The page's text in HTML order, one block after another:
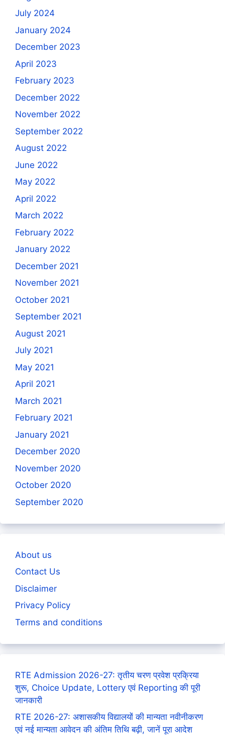
July 2024
January 2024
December 2023
April 2023
February 2023
December 2022
November 2022
September 2022
August 2022
June 2022
May 2022
April 2022
March 2022
February 2022
January 2022
December 2021
November 2021
October 2021
September 2021
August 2021
July 2021
May 2021
April 2021
March 2021
February 2021
January 2021
December 2020
November 2020
October 2020
September 2020
About us
Contact Us
Disclaimer
Privacy Policy
Terms and conditions
RTE Admission 2026-27: तृतीय चरण प्रवेश प्रक्रिया
शुरू, Choice Update, Lottery एवं Reporting की पूरी
जानकारी
RTE 2026-27: अशासकीय विद्यालयों की मान्यता नवीनीकरण
एवं नई मान्यता आवेदन की अंतिम तिथि बढ़ी, जानें पूरा आदेश